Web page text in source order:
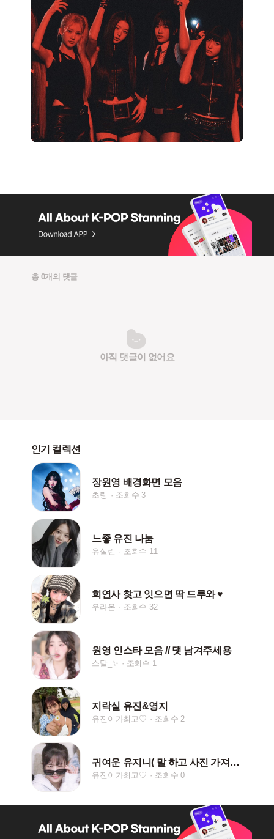
총 0개의 댓글
아직 댓글이 없어요
인기 컬렉션
장원영 배경화면 모음
초링 조회수 3
느좋 유진 나눔
유설린 조회수 11
희연사 찾고 잇으면 딱 드루와 ♥︎
우라온 조회수 32
원영 인스타 모음 // 댓 남겨주세용
스탈_✨ 조회수 1
지락실 유진&영지
유진이가최고♡ 조회수 2
귀여운 유지니( 말 하고 사진 가져가 주세요~)
유진이가최고♡ 조회수 0